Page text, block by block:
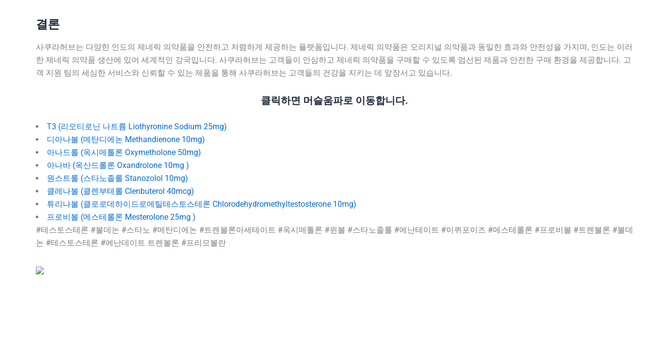
결론
사쿠라허브는 다양한 인도의 제네릭 의약품을 안전하고 저렴하게 제공하는 플랫폼입니다. 제네릭 의약품은 오리지널 의약품과 동일한 효과와 안전성을 가지며, 인도는 이러
한 제네릭 의약품 생산에 있어 세계적인 강국입니다. 사쿠라허브는 고객들이 안심하고 제네릭 의약품을 구매할 수 있도록 엄선된 제품과 안전한 구매 환경을 제공합니다. 고
객 지원 팀의 세심한 서비스와 신뢰할 수 있는 제품을 통해 사쿠라허브는 고객들의 건강을 지키는 데 앞장서고 있습니다.
클릭하면 머슬움파로 이동합니다.
T3 (리오티로닌 나트륨 Liothyronine Sodium 25mg)
디아나볼 (메탄디에논 Methandienone 10mg)
아나드롤 (옥시메톨론 Oxymetholone 50mg)
아나바 (옥산드롤론 Oxandrolone 10mg )
원스트롤 (스타노졸롤 Stanozolol 10mg)
클레나볼 (클렌부테롤 Clenbuterol 40mcg)
튜리나볼 (클로로데하이드로메틸테스토스테론 Chlorodehydromethyltestosterone 10mg)
프로비볼 (메스테롤론 Mesterolone 25mg )
#테스토스테론 #볼데논 #스타노 #메탄디에논 #트렌볼론아세테이트 #옥시메톨론 #윈볼 #스타노졸롤 #에난테이트 #이퀴포이즈 #메스테롤론 #프로비볼 #트렌볼론 #볼데
논 #테스토스테론 #에난데이트 트렌볼론 #프리모볼란